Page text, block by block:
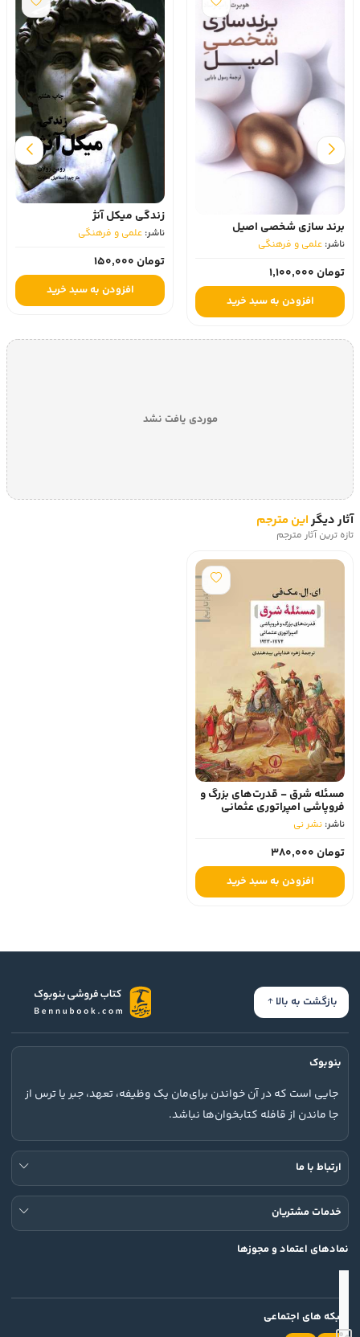
برند سازی شخصی اصیل
ناشر: علمی و فرهنگی
تومان 1,100,000
افزودن به سبد خرید
زندگی میکل آنژ
ناشر: علمی و فرهنگی
تومان 150,000
افزودن به سبد خرید
موردی یافت نشد
آثار دیگراین مترجم
تازه ترین آثار مترجم
مسئله شرق - قدرت‌های بزرگ و
فروپاشی امپراتوری عثمانی
1774-1923
ناشر: نشر نی
تومان 380,000
افزودن به سبد خرید
بازگشت به بالا
بنوبوک
جایی است که در آن خواندن برای‌مان یک وظیفه، تعهد، جبر یا ترس از
جا ماندن از قافله کتابخوان‌ها نباشد.
ارتباط با ما
خدمات مشتریان
نمادهای اعتماد و مجوزها
شبکه های اجتماعی